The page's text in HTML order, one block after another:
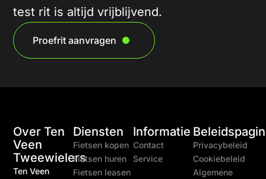
test rit is altijd vrijblijvend.
Proefrit aanvragen
Over Ten
Veen
Tweewielers
Ten Veen
Diensten
Fietsen kopen
Fietsen huren
Fietsen leasen
Informatie
Contact
Service
Privacybeleid
Cookiebeleid
Algemene